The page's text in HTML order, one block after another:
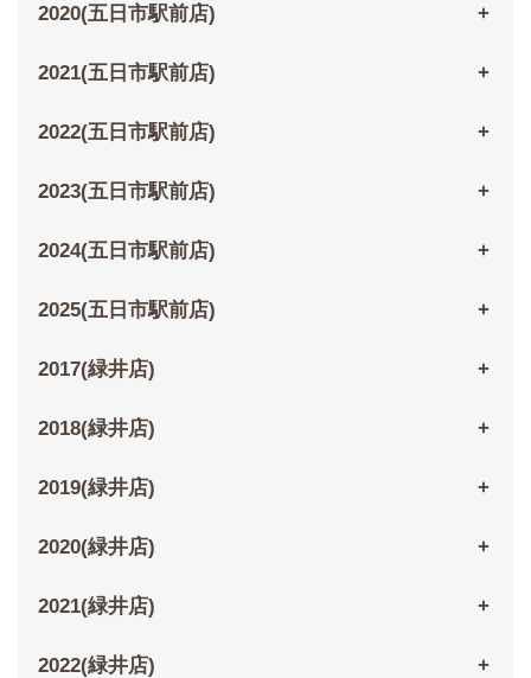
2020(五日市駅前店)
2021(五日市駅前店)
2022(五日市駅前店)
2023(五日市駅前店)
2024(五日市駅前店)
2025(五日市駅前店)
2017(緑井店)
2018(緑井店)
2019(緑井店)
2020(緑井店)
2021(緑井店)
2022(緑井店)